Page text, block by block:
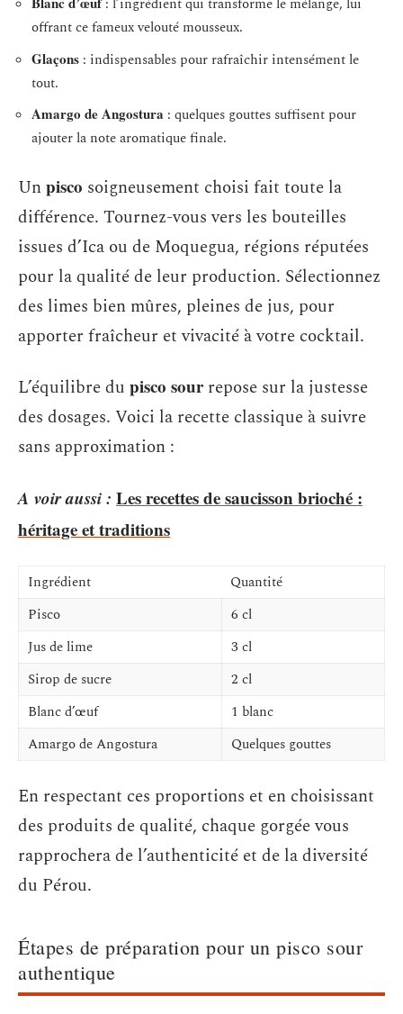
offrant ce fameux velouté mousseux.
Glaçons : indispensables pour rafraîchir intensément le
tout.
Amargo de Angostura : quelques gouttes suffisent pour
ajouter la note aromatique finale.
Unpisco soigneusement choisi fait toute la
différence. Tournez-vous vers les bouteilles
issues d’Ica ou de Moquegua, régions réputées
pour la qualité de leur production. Sélectionnez
des limes bien mûres, pleines de jus, pour
apporter fraîcheur et vivacité à votre cocktail.
L’équilibre du pisco sourrepose sur la justesse
des dosages. Voici la recette classique à suivre
sans approximation :
A voir aussi : Les recettes de saucisson brioché :
héritage et traditions
Ingrédient
Quantité
Pisco
6 cl
Jus de lime
3 cl
Sirop de sucre
2 cl
Blanc d’œuf
1 blanc
Amargo de Angostura
Quelques gouttes
En respectant ces proportions et en choisissant
des produits de qualité, chaque gorgée vous
rapprochera de l’authenticité et de la diversité
du Pérou.
Étapes de préparation pour un pisco sour
authentique